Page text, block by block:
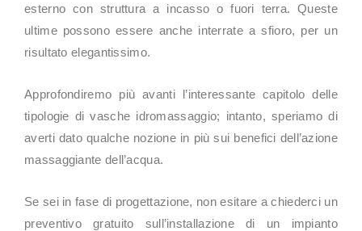
esterno con struttura a incasso o fuori terra. Queste
ultime possono essere anche interrate a sfioro, per un
risultato elegantissimo.
Approfondiremo più avanti l’interessante capitolo delle
tipologie di vasche idromassaggio; intanto, speriamo di
averti dato qualche nozione in più sui benefici dell’azione
massaggiante dell’acqua.
Se sei in fase di progettazione, non esitare a chiederci un
preventivo gratuito sull’installazione di un impianto